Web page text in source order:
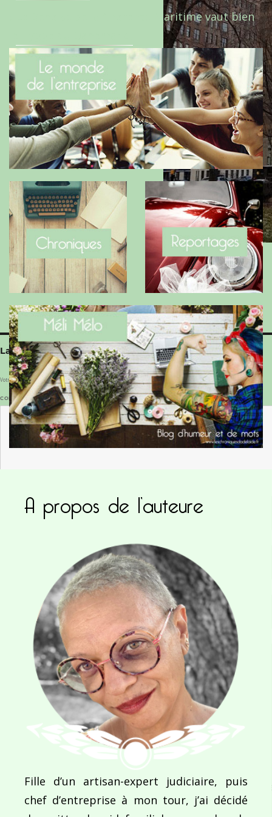
Central Park @Adélaïde
Laisser un commentaire
Votre adresse e-mail ne sera pas publiée.Les champs obligatoires sont indiqués avec *
COMMENTAIRE*
Enregistrer mon nom, mon e-mail et mon site dans le navigateur pour mon prochain commentaire.
Ce site utilise Akismet pour réduire les
commentaires sont traitées.
Le Benaise de la Charente-Maritime vaut bien
A propos de l’auteure
Fille d’un artisan-expert judiciaire, puis
chef d’entreprise à mon tour, j’ai décidé